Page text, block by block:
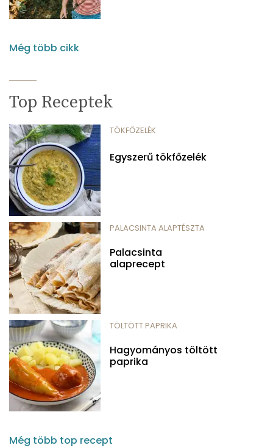
Még több cikk
Top Receptek
TÖKFŐZELÉK
Egyszerű tökfőzelék
PALACSINTA ALAPTÉSZTA
Palacsinta
alaprecept
TÖLTÖTT PAPRIKA
Hagyományos töltött
paprika
Még több top recept